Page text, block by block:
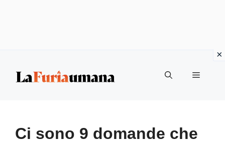
Menu
Ci sono 9 domande che